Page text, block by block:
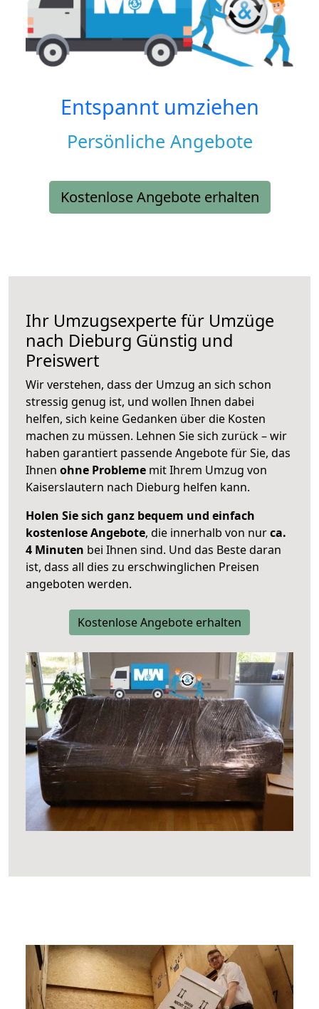
Entspannt umziehen
Persönliche Angebote
Kostenlose Angebote erhalten
Ihr Umzugsexperte für Umzüge
nach Dieburg Günstig und
Preiswert
Wir verstehen, dass der Umzug an sich schon
stressig genug ist, und wollen Ihnen dabei
helfen, sich keine Gedanken über die Kosten
machen zu müssen. Lehnen Sie sich zurück – wir
haben garantiert passende Angebote für Sie, das
Ihnen ohne Probleme mit Ihrem Umzug von
Kaiserslautern nach Dieburg helfen kann.
Holen Sie sich ganz bequem und einfach
kostenlose Angebote, die innerhalb von nurca.
4 Minuten bei Ihnen sind. Und das Beste daran
ist, dass all dies zu erschwinglichen Preisen
angeboten werden.
Kostenlose Angebote erhalten